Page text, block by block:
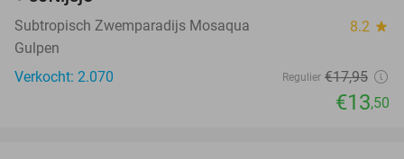
Subtropisch Zwemparadijs Mosaqua 8.2 star
Gulpen
Verkocht: 2.070
Regulier €17,95
€13,50